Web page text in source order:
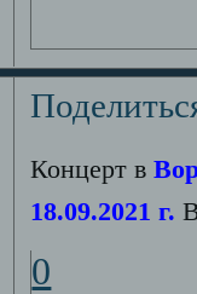
Концерт в
18.09.2021 г.
0